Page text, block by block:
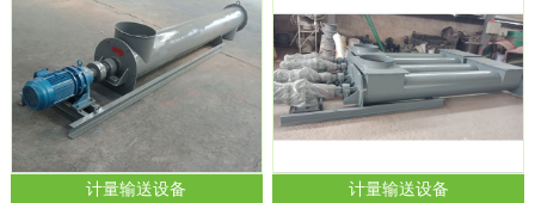
计量输送设备 计量输送设备